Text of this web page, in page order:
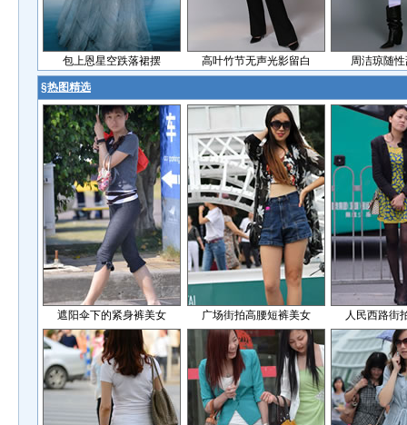
包上恩星空跌落裙摆 高叶竹节无声光影留白 周洁琼随
§热图精选
遮阳伞下的紧身裤美女 广场街拍高腰短裤美女 人民西路街